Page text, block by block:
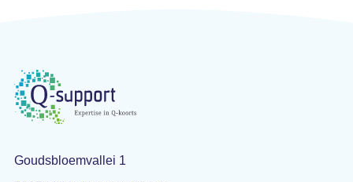
Goudsbloemvallei 1